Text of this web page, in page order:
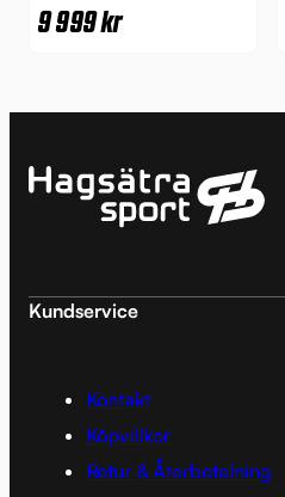
9 999kr
Kundservice
Kontakt
Köpvillkor
Retur & Återbetalning